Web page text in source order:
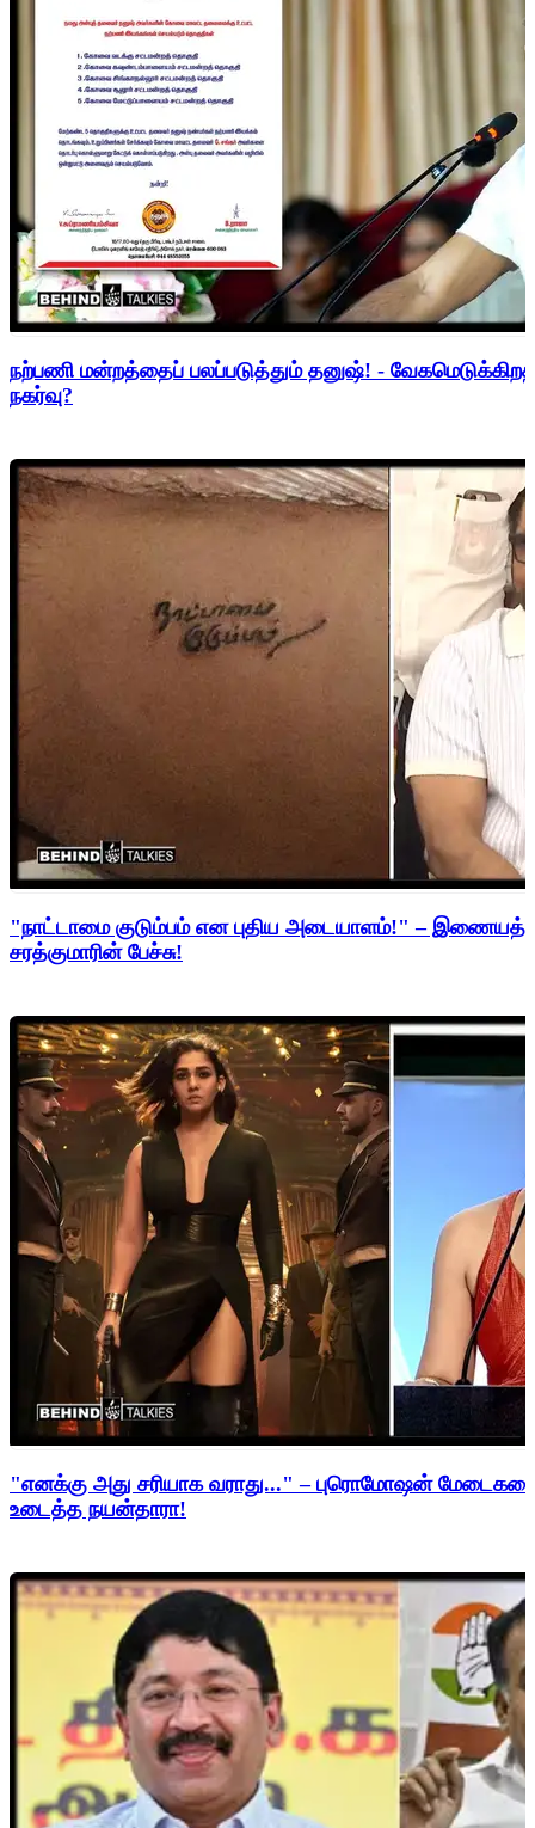
நற்பணி மன்றத்தைப் பலப்படுத்தும் தனுஷ்! -
நகர்வு?
"நாட்டாமை குடும்பம் என புதிய அடையாளம்!" –
சரத்குமாரின் பேச்சு!
"எனக்கு அது சரியாக வராது..." – புரொமோஷன்
உடைத்த நயன்தாரா!